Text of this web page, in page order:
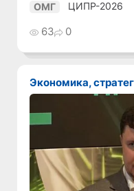
ОМГ ЦИПР-2026
63 0
Экономика,